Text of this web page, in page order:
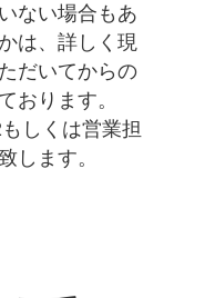
ない場合もあ
は、詳しく現
だいてからの
おります。
しくは営業担
します。